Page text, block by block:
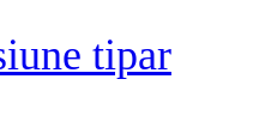
tipar